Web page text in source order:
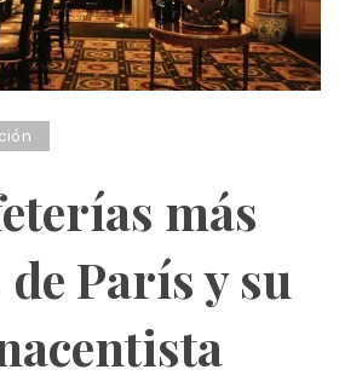
más
París y su